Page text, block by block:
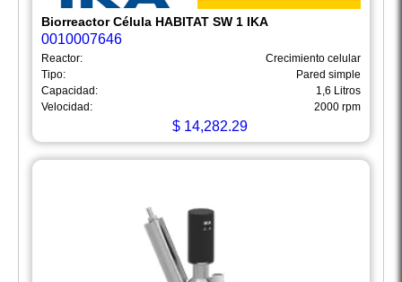
Biorreactor Célula HABITAT SW 1 IKA
0010007646
Reactor:
Crecimiento celular
Tipo:
Pared simple
Capacidad:
1,6 Litros
Velocidad:
2000 rpm
$ 14,282.29